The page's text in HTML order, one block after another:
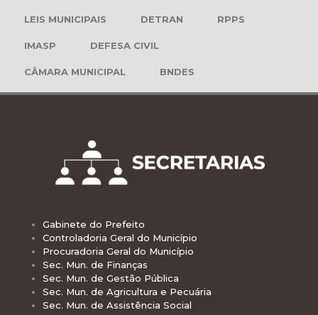
LEIS MUNICIPAIS DETRAN RPPS
IMASP DEFESA CIVIL
CÂMARA MUNICIPAL BNDES
Gabinete do Prefeito
Controladoria Geral do Município
Procuradoria Geral do Município
Sec. Mun. de Finanças
Sec. Mun. de Gestão Pública
Sec. Mun. de Agricultura e Pecuária
Sec. Mun. de Assistência Social